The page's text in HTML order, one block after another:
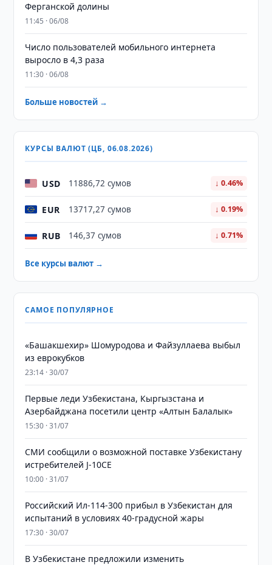
Ферганской долины
11:45 · 06/08
Число пользователей мобильного интернета
выросло в 4,3 раза
11:30 · 06/08
Больше новостей →
КУРСЫ ВАЛЮТ (ЦБ, 06.08.2026)
USD 11886,72 сумов ↓ 0.46%
EUR 13717,27 сумов ↓ 0.19%
RUB 146,37 сумов ↓ 0.71%
Все курсы валют →
САМОЕ ПОПУЛЯРНОЕ
«Башакшехир» Шомуродова и Файзуллаева выбыл
из еврокубков
23:14 · 30/07
Первые леди Узбекистана, Кыргызстана и
Азербайджана посетили центр «Алтын Балалык»
15:30 · 31/07
СМИ сообщили о возможной поставке Узбекистану
истребителей J-10CE
10:00 · 31/07
Российский Ил-114-300 прибыл в Узбекистан для
испытаний в условиях 40-градусной жары
17:30 · 30/07
В Узбекистане предложили изменить